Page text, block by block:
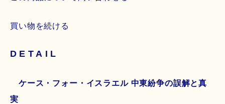
買い物を続ける
DETAIL
ケース・フォー・イスラエル 中東紛争の誤解と真
実